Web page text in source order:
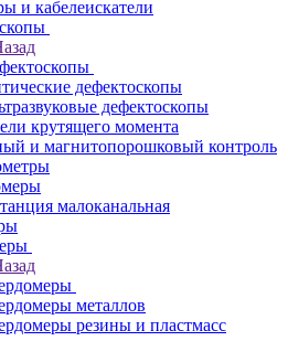
и кабелеискатели
дефектоскопы
дефектоскопы
крутящего момента
и магнитопорошковый контроль
малоканальная
металлов
резины и пластмасс